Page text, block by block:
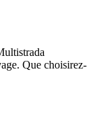
Que choisirez-